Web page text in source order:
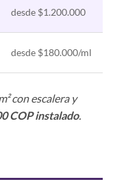
desde $1.200.000
desde $180.000/ml
con escalera y
COP instalado.